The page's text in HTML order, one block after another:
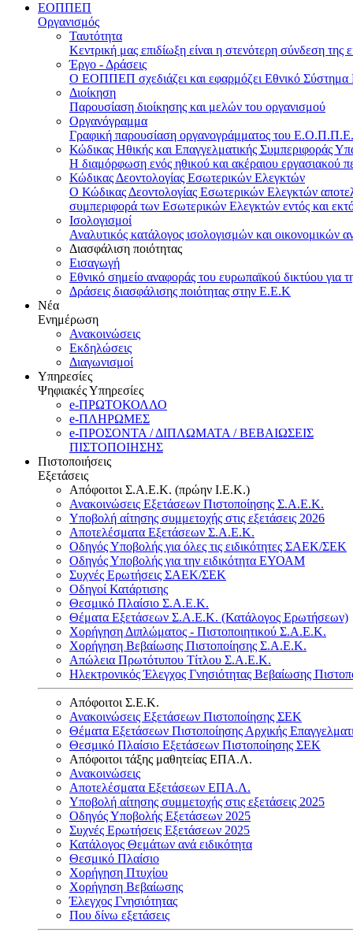
ΕΟΠΠΕΠ
Οργανισμός
Ταυτότητα
Κεντρική μας επιδίωξη είναι η στενότερη σύνδεση της
Έργο - Δράσεις
Ο ΕΟΠΠΕΠ σχεδιάζει και εφαρμόζει Eθνικό Σύστημα
Διοίκηση
Παρουσίαση διοίκησης και μελών του οργανισμού
Οργανόγραμμα
Γραφική παρουσίαση οργανογράμματος του
Κώδικας Ηθικής και Επαγγελματικής Συμπεριφοράς
Η διαμόρφωση ενός ηθικού και ακέραιου εργασιακού
Κώδικας Δεοντολογίας Εσωτερικών Ελεγκτών
Ο Κώδικας Δεοντολογίας Εσωτερικών Ελεγκτών
συμπεριφορά των Εσωτερικών Ελεγκτών εντός και
Ισολογισμοί
Αναλυτικός κατάλογος ισολογισμών και οικονομικών
Διασφάλιση ποιότητας
Εισαγωγή
Εθνικό σημείο αναφοράς του ευρωπαϊκού δικτύου για
Δράσεις διασφάλισης ποιότητας στην Ε.Ε.Κ
Νέα
Ενημέρωση
Ανακοινώσεις
Εκδηλώσεις
Διαγωνισμοί
Υπηρεσίες
Ψηφιακές Υπηρεσίες
e-ΠΡΩΤΟΚΟΛΛΟ
e-ΠΛΗΡΩΜΕΣ
e-ΠΡΟΣΟΝΤΑ / ΔΙΠΛΩΜΑΤΑ / ΒΕΒΑΙΩΣΕΙΣ
ΠΙΣΤΟΠΟΙΗΣΗΣ
Πιστοποιήσεις
Εξετάσεις
Απόφοιτοι Σ.Α.Ε.Κ. (πρώην Ι.Ε.Κ.)
Ανακοινώσεις Εξετάσεων Πιστοποίησης Σ.Α.Ε.Κ.
Υποβολή αίτησης συμμετοχής στις εξετάσεις 2026
Αποτελέσματα Εξετάσεων Σ.Α.Ε.Κ.
Οδηγός Υποβολής για όλες τις ειδικότητες ΣΑΕΚ/ΣΕΚ
Οδηγός Υποβολής για την ειδικότητα ΕΥΟΑΜ
Συχνές Ερωτήσεις ΣΑΕΚ/ΣΕΚ
Οδηγοί Κατάρτισης
Θεσμικό Πλαίσιο Σ.Α.Ε.Κ.
Θέματα Εξετάσεων Σ.Α.Ε.Κ. (Κατάλογος Ερωτήσεων)
Χορήγηση Διπλώματος - Πιστοποιητικού Σ.Α.Ε.Κ.
Χορήγηση Βεβαίωσης Πιστοποίησης Σ.Α.Ε.Κ.
Απώλεια Πρωτότυπου Τίτλου Σ.Α.Ε.Κ.
Ηλεκτρονικός Έλεγχος Γνησιότητας Βεβαίωσης
Απόφοιτοι Σ.Ε.Κ.
Ανακοινώσεις Εξετάσεων Πιστοποίησης ΣΕΚ
Θέματα Εξετάσεων Πιστοποίησης Αρχικής
Θεσμικό Πλαίσιο Εξετάσεων Πιστοποίησης ΣΕΚ
Απόφοιτοι τάξης μαθητείας ΕΠΑ.Λ.
Ανακοινώσεις
Αποτελέσματα Εξετάσεων ΕΠΑ.Λ.
Υποβολή αίτησης συμμετοχής στις εξετάσεις 2025
Οδηγός Υποβολής Εξετάσεων 2025
Συχνές Ερωτήσεις Εξετάσεων 2025
Κατάλογος Θεμάτων ανά ειδικότητα
Θεσμικό Πλαίσιο
Χορήγηση Πτυχίου
Χορήγηση Βεβαίωσης
Έλεγχος Γνησιότητας
Που δίνω εξετάσεις